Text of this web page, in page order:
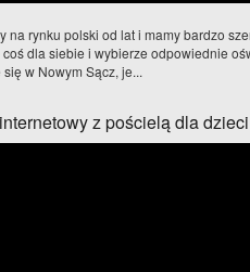
na rynku polski od lat i mamy bardzo
dla siebie i wybierze odpowiednie
w Nowym Sącz, je...
z pościelą dla dzieci